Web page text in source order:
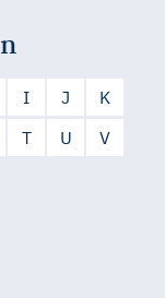
I J
K
T U
V